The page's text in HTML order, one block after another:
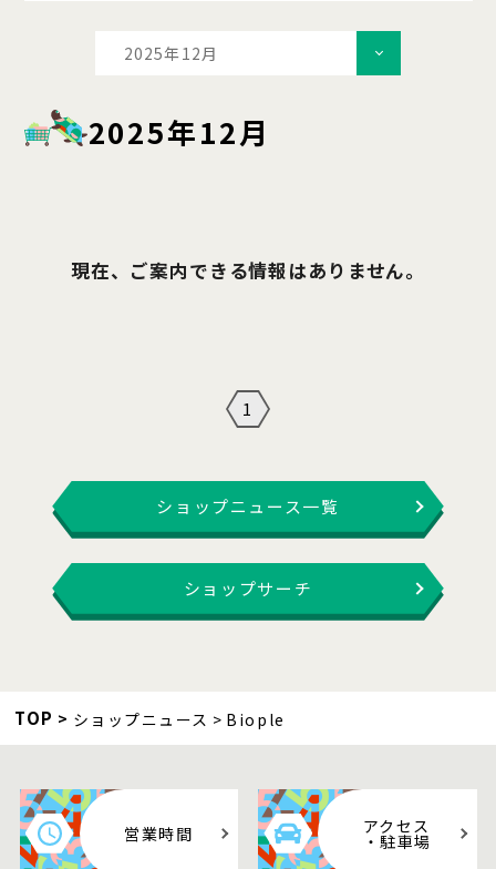
2025年12月
2025年12月
現在、ご案内できる情報はありません。
1
ショップニュース一覧
ショップサーチ
TOP ショップニュース Biople
営業時間 アクセス
・駐車場